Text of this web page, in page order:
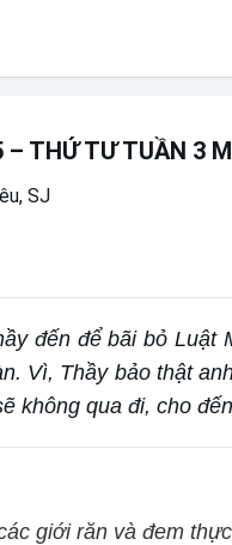
THỨ TƯ TUẦN 3
SJ
đến để bãi bỏ
Vì, Thầy bảo thật
không qua đi, cho
giới răn và đem